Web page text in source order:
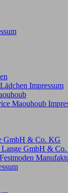
Impressum
Maouhoub
GmbH & Co. KG
GmbH & Co.